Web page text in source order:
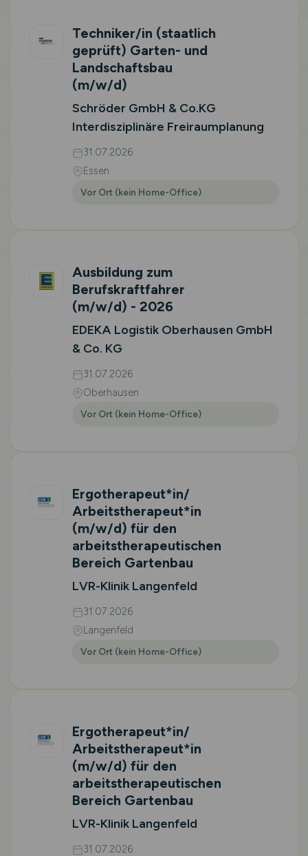
Techniker/in (staatlich
geprüft) Garten- und
Landschaftsbau
(m/w/d)
Schröder GmbH & Co.KG
Interdisziplinäre Freiraumplanung
31.07.2026
Essen
Vor Ort (kein Home-Office)
Ausbildung zum
Berufskraftfahrer
(m/w/d) - 2026
EDEKA Logistik Oberhausen GmbH
& Co. KG
31.07.2026
Oberhausen
Vor Ort (kein Home-Office)
Ergotherapeut*in/
Arbeitstherapeut*in
(m/w/d) für den
arbeitstherapeutischen
Bereich Gartenbau
LVR-Klinik Langenfeld
31.07.2026
Langenfeld
Vor Ort (kein Home-Office)
Ergotherapeut*in/
Arbeitstherapeut*in
(m/w/d) für den
arbeitstherapeutischen
Bereich Gartenbau
LVR-Klinik Langenfeld
31.07.2026